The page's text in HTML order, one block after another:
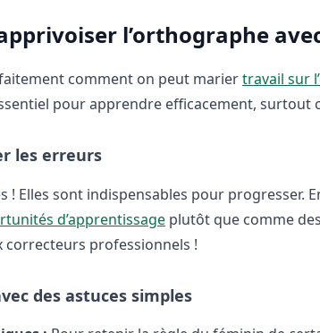
l’orthographe
comment on peut mariertravail sur
pour apprendre efficacement, surtout
les erreurs
! Elles sont indispensables pour progresser.
d’apprentissage plutôt que comme
professionnels !
des astuces simples